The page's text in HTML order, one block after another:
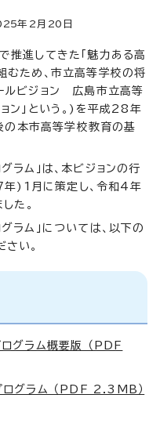
年2月 20 日
推進してきた「魅力ある高
むため、市立高等学校の将
ルビジョン 広島市立高等
ン」という。)を平成28年
本市高等学校教育の基
ラム」は、本ビジョンの行
)1月に策定し、令和4年
た。
ラム」については、以下の
い。
グラム概要版 （PDF
ログラム （PDF 2.3MB）